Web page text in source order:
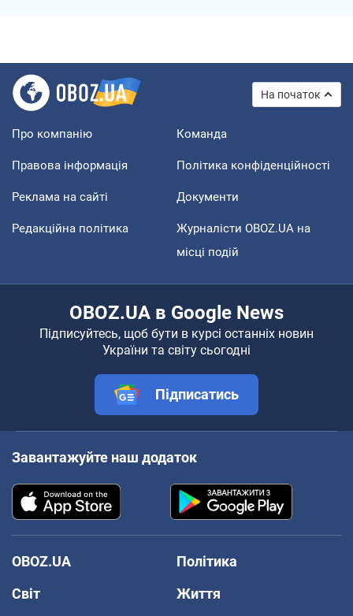
На початок
Про компанію Команда
Правова інформація Політика конфіденційності
Реклама на сайті Документи
Редакційна політика
Журналісти OBOZ.UA на
місці подій
OBOZ.UA в Google News
Підписуйтесь, щоб бути в курсі останніх новин
України та світу сьогодні
Підписатись
Завантажуйте наш додаток
OBOZ.UA
Політика
Світ
Життя